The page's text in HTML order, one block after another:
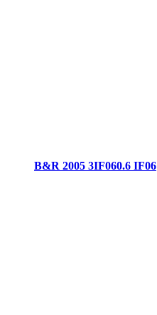
B&R 2005 3IF060.6 IF06